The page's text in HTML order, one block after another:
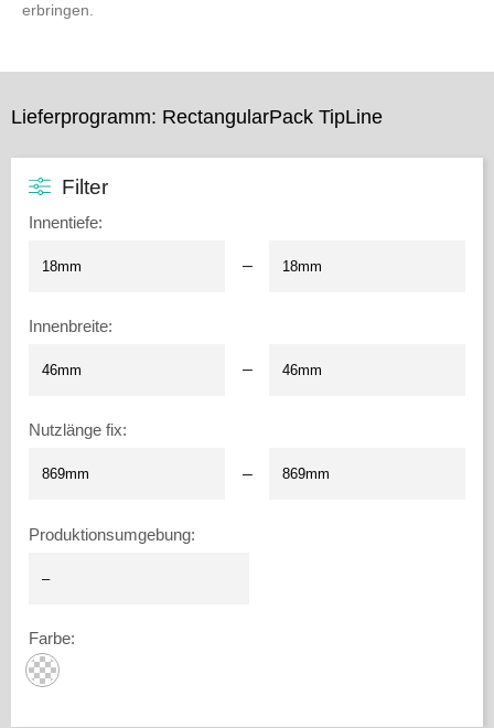
erbringen.
Lieferprogramm: RectangularPack TipLine
Filter
Innentiefe:
–
Innenbreite:
–
Nutzlänge fix:
–
Produktionsumgebung:
Farbe: